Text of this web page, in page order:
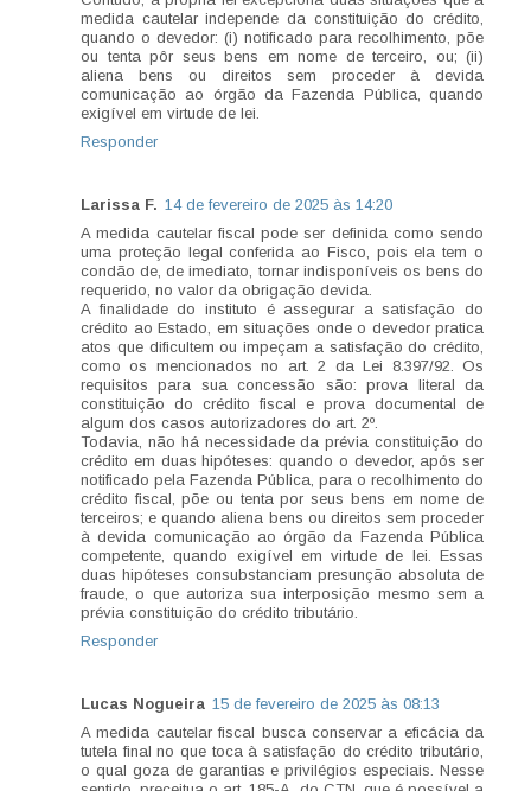
medida cautelar independe da constituição do crédito,
quando o devedor: (i) notificado para recolhimento, põe
ou tenta pôr seus bens em nome de terceiro, ou; (ii)
aliena bens ou direitos sem proceder à devida
comunicação ao órgão da Fazenda Pública, quando
exigível em virtude de lei.
Responder
Larissa F. 14 de fevereiro de 2025 às 14:20
A medida cautelar fiscal pode ser definida como sendo
uma proteção legal conferida ao Fisco, pois ela tem o
condão de, de imediato, tornar indisponíveis os bens do
requerido, no valor da obrigação devida.
A finalidade do instituto é assegurar a satisfação do
crédito ao Estado, em situações onde o devedor pratica
atos que dificultem ou impeçam a satisfação do crédito,
como os mencionados no art. 2 da Lei 8.397/92. Os
requisitos para sua concessão são: prova literal da
constituição do crédito fiscal e prova documental de
algum dos casos autorizadores do art. 2º.
Todavia, não há necessidade da prévia constituição do
crédito em duas hipóteses: quando o devedor, após ser
notificado pela Fazenda Pública, para o recolhimento do
crédito fiscal, põe ou tenta por seus bens em nome de
terceiros; e quando aliena bens ou direitos sem proceder
à devida comunicação ao órgão da Fazenda Pública
competente, quando exigível em virtude de lei. Essas
duas hipóteses consubstanciam presunção absoluta de
fraude, o que autoriza sua interposição mesmo sem a
prévia constituição do crédito tributário.
Responder
Lucas Nogueira 15 de fevereiro de 2025 às 08:13
A medida cautelar fiscal busca conservar a eficácia da
tutela final no que toca à satisfação do crédito tributário,
o qual goza de garantias e privilégios especiais. Nesse